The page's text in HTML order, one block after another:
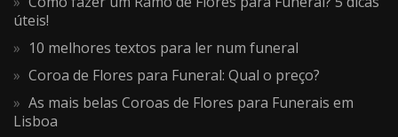
úteis!
10 melhores textos para ler num funeral
Coroa de Flores para Funeral: Qual o preço?
As mais belas Coroas de Flores para Funerais em
Lisboa